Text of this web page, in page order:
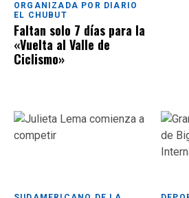
ORGANIZADA POR DIARIO
EL CHUBUT
Faltan solo 7 días para la
«Vuelta al Valle de
Ciclismo»